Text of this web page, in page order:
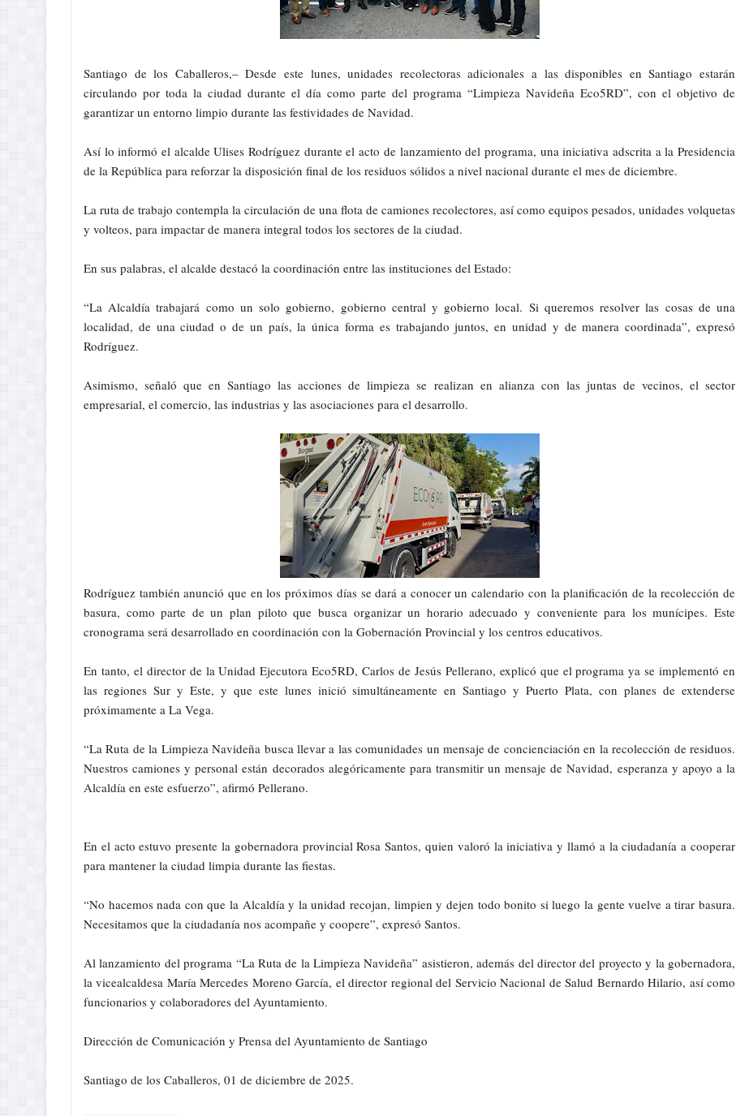
Santiago de los Caballeros,– Desde este lunes, unidades recolectoras adicionales a las disponibles en Santiago estarán
circulando por toda la ciudad durante el día como parte del programa “Limpieza Navideña Eco5RD”, con el objetivo de
garantizar un entorno limpio durante las festividades de Navidad.
Así lo informó el alcalde Ulises Rodríguez durante el acto de lanzamiento del programa, una iniciativa adscrita a la Presidencia
de la República para reforzar la disposición final de los residuos sólidos a nivel nacional durante el mes de diciembre.
La ruta de trabajo contempla la circulación de una flota de camiones recolectores, así como equipos pesados, unidades volquetas
y volteos, para impactar de manera integral todos los sectores de la ciudad.
En sus palabras, el alcalde destacó la coordinación entre las instituciones del Estado:
“La Alcaldía trabajará como un solo gobierno, gobierno central y gobierno local. Si queremos resolver las cosas de una
localidad, de una ciudad o de un país, la única forma es trabajando juntos, en unidad y de manera coordinada”, expresó
Rodríguez.
Asimismo, señaló que en Santiago las acciones de limpieza se realizan en alianza con las juntas de vecinos, el sector
empresarial, el comercio, las industrias y las asociaciones para el desarrollo.
Rodríguez también anunció que en los próximos días se dará a conocer un calendario con la planificación de la recolección de
basura, como parte de un plan piloto que busca organizar un horario adecuado y conveniente para los munícipes. Este
cronograma será desarrollado en coordinación con la Gobernación Provincial y los centros educativos.
En tanto, el director de la Unidad Ejecutora Eco5RD, Carlos de Jesús Pellerano, explicó que el programa ya se implementó en
las regiones Sur y Este, y que este lunes inició simultáneamente en Santiago y Puerto Plata, con planes de extenderse
próximamente a La Vega.
“La Ruta de la Limpieza Navideña busca llevar a las comunidades un mensaje de concienciación en la recolección de residuos.
Nuestros camiones y personal están decorados alegóricamente para transmitir un mensaje de Navidad, esperanza y apoyo a la
Alcaldía en este esfuerzo”, afirmó Pellerano.
En el acto estuvo presente la gobernadora provincial Rosa Santos, quien valoró la iniciativa y llamó a la ciudadanía a cooperar
para mantener la ciudad limpia durante las fiestas.
“No hacemos nada con que la Alcaldía y la unidad recojan, limpien y dejen todo bonito si luego la gente vuelve a tirar basura.
Necesitamos que la ciudadanía nos acompañe y coopere”, expresó Santos.
Al lanzamiento del programa “La Ruta de la Limpieza Navideña” asistieron, además del director del proyecto y la gobernadora,
la vicealcaldesa María Mercedes Moreno García, el director regional del Servicio Nacional de Salud Bernardo Hilario, así como
funcionarios y colaboradores del Ayuntamiento.
Dirección de Comunicación y Prensa del Ayuntamiento de Santiago
Santiago de los Caballeros, 01 de diciembre de 2025.